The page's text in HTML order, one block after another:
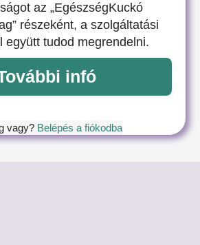
az „EgészségKuckó
részeként, a szolgáltatási
együtt tudod megrendelni.
infó
vagy? Belépés a fiókodba